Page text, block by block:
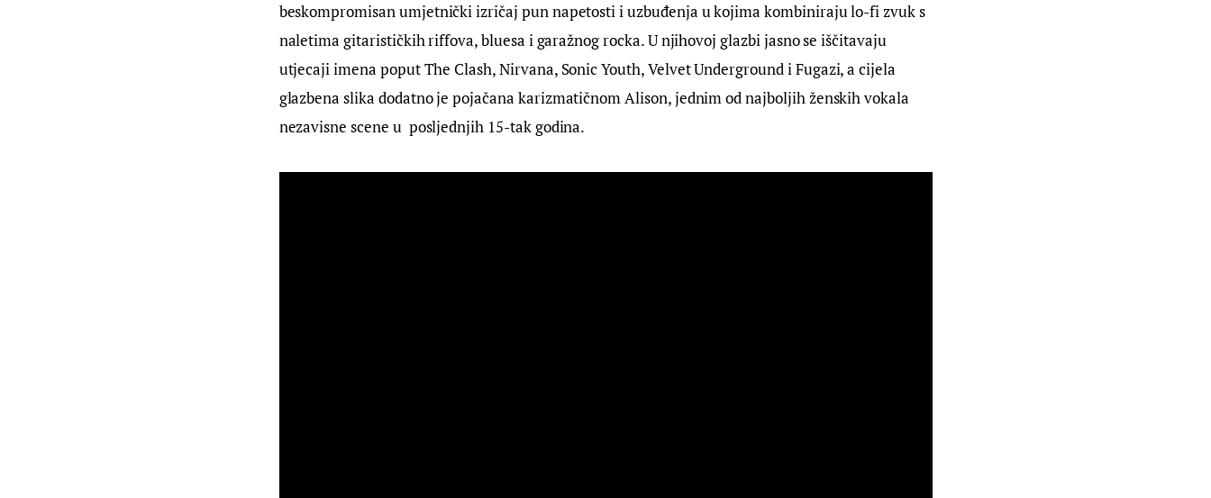
beskompromisan umjetnički izričaj pun napetosti i uzbuđenja u kojima kombiniraju lo-fi zvuk s
naletima gitarističkih riffova, bluesa i garažnog rocka. U njihovoj glazbi jasno se iščitavaju
utjecaji imena poput The Clash, Nirvana, Sonic Youth, Velvet Underground i Fugazi, a cijela
glazbena slika dodatno je pojačana karizmatičnom Alison, jednim od najboljih ženskih vokala
nezavisne scene u  posljednjih 15-tak godina.